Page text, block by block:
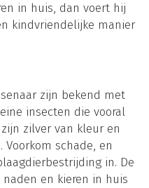
in huis, dan voert hij
kindvriendelijke manier
zijn bekend met
insecten die vooral
zilver van kleur en
schade, en
in. De
en kieren in huis